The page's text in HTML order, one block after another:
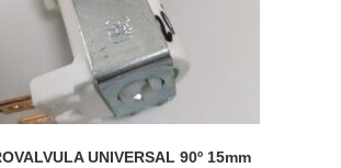
UNIVERSAL 90º 15mm